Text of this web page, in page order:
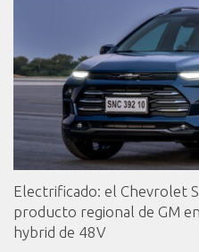
Electrificado: el Chevrolet
producto regional de GM
hybrid de 48V